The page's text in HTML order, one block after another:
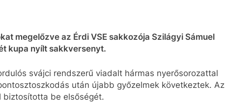
megelőzve az Érdi VSE sakkozója Szilágyi Sámuel
kupa nyílt sakkversenyt.
svájci rendszerű viadalt hármas nyerősorozattal
után újabb győzelmek következtek. Az
biztosította be elsőségét.